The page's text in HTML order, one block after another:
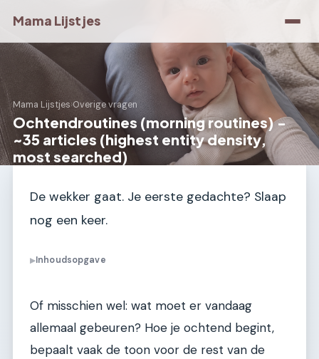
Mama Lijstjes
Mama Lijstjes›Overige vragen
Ochtendroutines (morning routines) -
~35 articles (highest entity density,
most searched)
De wekker gaat. Je eerste gedachte? Slaap
nog een keer.
▶Inhoudsopgave
Of misschien wel: wat moet er vandaag
allemaal gebeuren? Hoe je ochtend begint,
bepaalt vaak de toon voor de rest van de